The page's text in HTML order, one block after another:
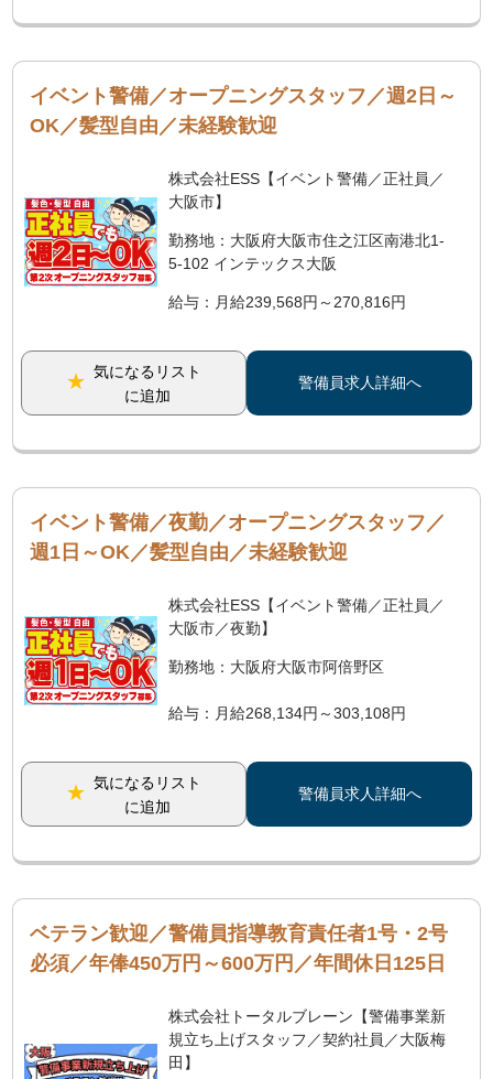
イベント警備／オープニングスタッフ／週2日～
OK／髪型自由／未経験歓迎
株式会社ESS【イベント警備／正社員／
大阪市】
勤務地：大阪府大阪市住之江区南港北1-
5-102 インテックス大阪
給与：月給239,568円～270,816円
気になるリスト
に追加
警備員求人詳細へ
イベント警備／夜勤／オープニングスタッフ／
週1日～OK／髪型自由／未経験歓迎
株式会社ESS【イベント警備／正社員／
大阪市／夜勤】
勤務地：大阪府大阪市阿倍野区
給与：月給268,134円～303,108円
気になるリスト
に追加
警備員求人詳細へ
ベテラン歓迎／警備員指導教育責任者1号・2号
必須／年俸450万円～600万円／年間休日125日
株式会社トータルブレーン【警備事業新
規立ち上げスタッフ／契約社員／大阪梅
田】